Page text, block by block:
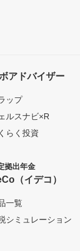
アドバイザー
ップ
ルスナビ×R
らく投資
拠出年金
（イデコ）
一覧
シミュレーション